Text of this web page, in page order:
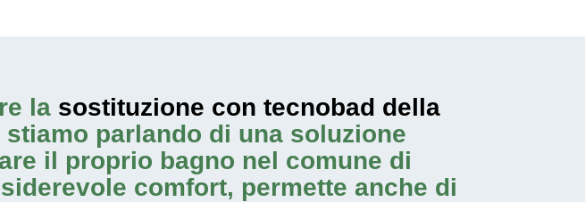
la sostituzione con tecnobad della
stiamo parlando di una soluzione
il proprio bagno nel comune di
comfort, permette anche di